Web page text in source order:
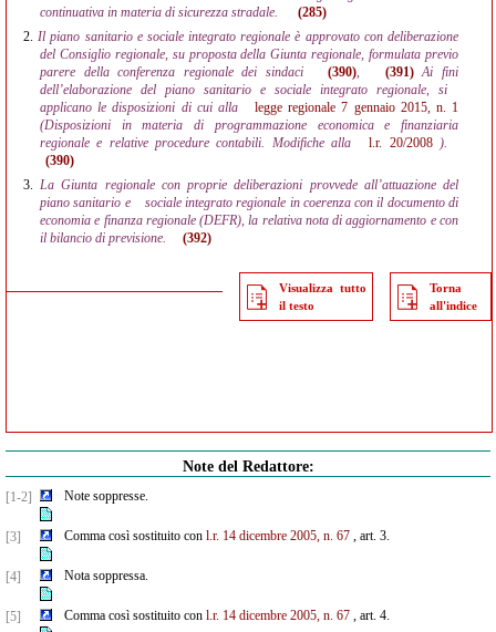
continuativa in materia di sicurezza stradale.
(285)
2. Il piano sanitario e sociale integrato regionale è approvato con deliberazione
del Consiglio regionale, su proposta della Giunta regionale, formulata previo
parere della conferenza regionale dei sindaci
(390), (391)Ai fini
dell’elaborazione del piano sanitario e sociale integrato regionale, si
applicano le disposizioni di cui alla
legge regionale 7 gennaio 2015, n. 1
(Disposizioni in materia di programmazione economica e finanziaria
regionale e relative procedure contabili. Modifiche alla
l.r. 20/2008 ).
(390)
3. La Giunta regionale con proprie deliberazioni provvede all’attuazione del
piano sanitario e
sociale integrato regionale in coerenza con il documento di
economia e finanza regionale (DEFR), la relativa nota di aggiornamento e con
il bilancio di previsione.
(392)
Visualizza tutto
il testo
Torna
all'indice
Note del Redattore:
[1-2] Note soppresse.
[3] Comma così sostituito con l.r. 14 dicembre 2005, n. 67, art. 3.
[4] Nota soppressa.
[5] Comma così sostituito con l.r. 14 dicembre 2005, n. 67, art. 4.